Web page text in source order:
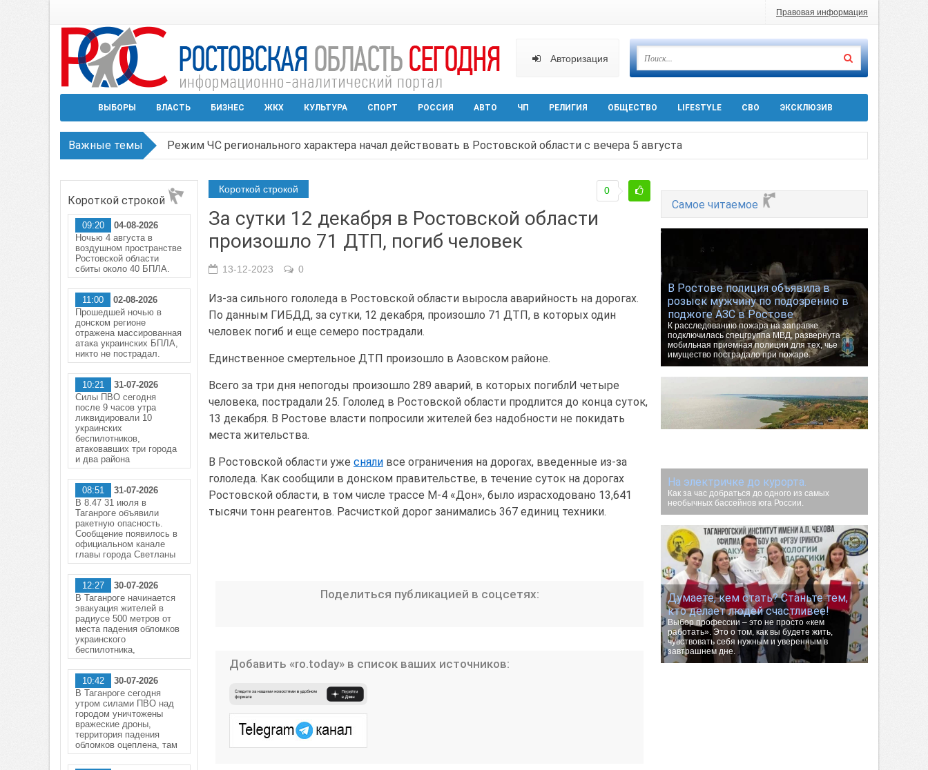
Правовая информация
Авторизация
ВЫБОРЫ ВЛАСТЬ БИЗНЕС ЖКХ КУЛЬТУРА СПОРТ РОССИЯ АВТО ЧП РЕЛИГИЯ ОБЩЕСТВО LIFESTYLE СВО ЭКСКЛЮЗИВ
Важные темы Режим ЧС регионального характера начал действовать в Ростовской области с вечера 5 августа
В Ростове задержан подозреваемый в ночном поджоге — сгорела АЗС и около двух десятков машин
Среди детей, ставших жертвами вражеской атаки в Геленжике, два малыша из Шахт
Около 150 беспилотников прошедшей ночью атаковали три города и семь районов Ростовской области
Короткой строкой
За сутки 12 декабря в Ростовской области
произошло 71 ДТП, погиб человек
0
13-12-2023 0
Из-за сильного гололеда в Ростовской области выросла аварийность на дорогах.
По данным ГИБДД, за сутки, 12 декабря, произошло 71 ДТП, в которых один
человек погиб и еще семеро пострадали.
Единственное смертельное ДТП произошло в Азовском районе.
Всего за три дня непогоды произошло 289 аварий, в которых погиблИ четыре
человека, пострадали 25. Гололед в Ростовской области продлится до конца суток,
13 декабря. В Ростове власти попросили жителей без надобности не покидать
места жительства.
В Ростовской области уже сняли все ограничения на дорогах, введенные из-за
гололеда. Как сообщили в донском правительстве, в течение суток на дорогах
Ростовской области, в том числе трассе М-4 «Дон», было израсходовано 13,641
тысячи тонн реагентов. Расчисткой дорог занимались 367 единиц техники.
Поделиться публикацией в соцсетях:
Добавить «ro.today» в список ваших источников:
Самое читаемое
В Ростове полиция объявила в
розыск мужчину по подозрению в
поджоге АЗС в Ростове
К расследованию пожара на заправке
подключилась спецгруппа МВД, развернута
мобильная приемная полиции для тех, чье
имущество пострадало при пожаре.
На электричке до курорта.
Как за час добраться до одного из самых
необычных бассейнов юга России.
Думаете, кем стать? Станьте тем,
кто делает людей счастливее!
Выбор профессии – это не просто «кем
работать». Это о том, как вы будете жить,
чувствовать себя нужным и уверенным в
завтрашнем дне.
Короткой строкой
09:20
04-08-2026
Ночью 4 августа в
воздушном пространстве
Ростовской области
сбиты около 40 БПЛА.
11:00
02-08-2026
Прошедшей ночью в
донском регионе
отражена массированная
атака украинских БПЛА,
никто не пострадал.
10:21
31-07-2026
Силы ПВО сегодня
после 9 часов утра
ликвидировали 10
украинских
беспилотников,
атаковавших три города
и два района
08:51
31-07-2026
В 8.47 31 июля в
Таганроге объявили
ракетную опасность.
Сообщение появилось в
официальном канале
главы города Светланы
12:27
30-07-2026
В Таганроге начинается
эвакуация жителей в
радиусе 500 метров от
места падения обломков
украинского
беспилотника,
10:42
30-07-2026
В Таганроге сегодня
утром силами ПВО над
городом уничтожены
вражеские дроны,
территория падения
обломков оцеплена, там